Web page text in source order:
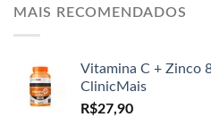
MAIS RECOMENDADOS
Vitamina C + Zinco
ClinicMais
R$27,90